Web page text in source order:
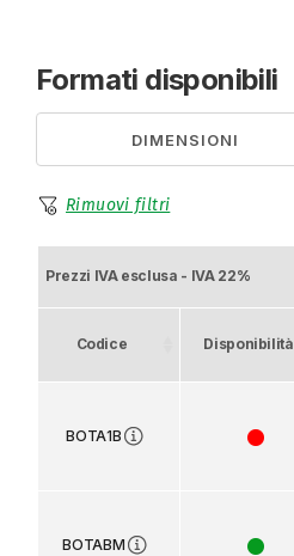
Formati disponibili
DIMENSIONI
Rimuovi filtri
Prezzi IVA esclusa - IVA 22%
Codice Disponibilità
BOTA1B
BOTABM